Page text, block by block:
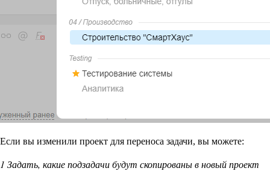
Если вы изменили проект для переноса задачи, вы можете:
1 Задать, какие подзадачи будут скопированы в новый проект